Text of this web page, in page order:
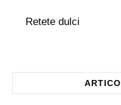
Retete dulci